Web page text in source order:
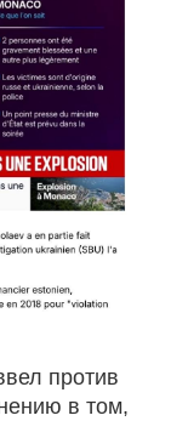
против
в том,